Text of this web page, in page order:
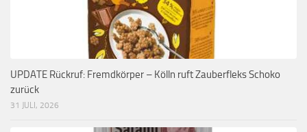
UPDATE Rückruf: Fremdkörper – Kölln ruft Zauberfleks Schoko
zurück
31 JULI, 2026